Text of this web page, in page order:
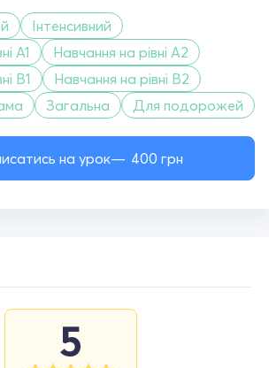
на урок 400 грн
Інтенсивний
A1
Навчання на рівні A2
B1
Навчання на рівні B2
Загальна Для подорожей
5